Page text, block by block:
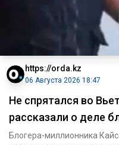
https://orda.kz
06 Августа 2026 18:47
Не спрятался во
рассказали о деле
Блогера-миллионника